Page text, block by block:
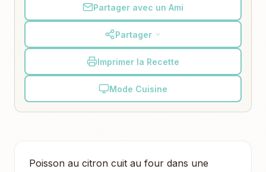
Partager avec un Ami
Partager
Imprimer la Recette
Mode Cuisine
Poisson au citron cuit au four dans une